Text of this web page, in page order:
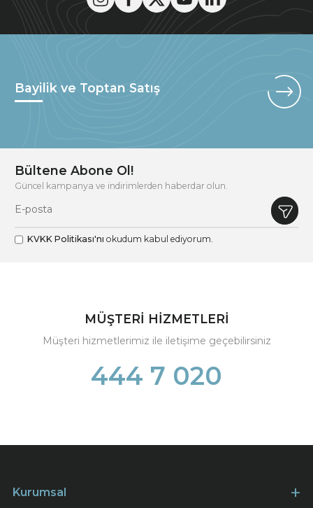
Bayilik ve Toptan Satış
Bültene Abone Ol!
Güncel kampanya ve indirimlerden haberdar olun.
KVKK Politikası'nı okudum kabul ediyorum.
MÜŞTERİ HİZMETLERİ
Müşteri hizmetlerimiz ile iletişime geçebilirsiniz
444 7 020
Kurumsal